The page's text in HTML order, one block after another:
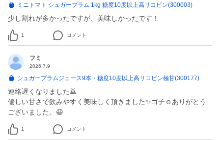
ミニトマト シュガープラム 1kg 糖度10度以上高リコピン(300003)
少し割れが多かったですが、美味しかったです！
1 コメント
フミ
2026.7.9
シュガープラムジュース9本・糖度10度以上高リコピン極甘(300177)
連絡遅くなりました🙇
優しい甘さで飲みやすく美味しく頂きました✨ゴチ☺️ありがとう
ございました。😃
1 コメント